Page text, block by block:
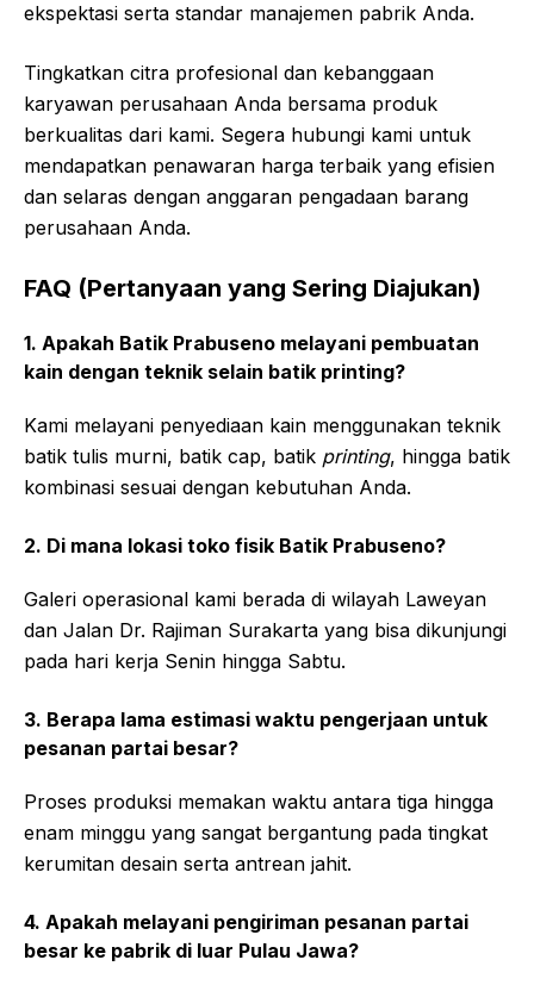
ekspektasi serta standar manajemen pabrik Anda.
Tingkatkan citra profesional dan kebanggaan
karyawan perusahaan Anda bersama produk
berkualitas dari kami. Segera hubungi kami untuk
mendapatkan penawaran harga terbaik yang efisien
dan selaras dengan anggaran pengadaan barang
perusahaan Anda.
FAQ (Pertanyaan yang Sering Diajukan)
1. Apakah Batik Prabuseno melayani pembuatan
kain dengan teknik selain batik printing?
Kami melayani penyediaan kain menggunakan teknik
batik tulis murni, batik cap, batik printing, hingga batik
kombinasi sesuai dengan kebutuhan Anda.
2. Di mana lokasi toko fisik Batik Prabuseno?
Galeri operasional kami berada di wilayah Laweyan
dan Jalan Dr. Rajiman Surakarta yang bisa dikunjungi
pada hari kerja Senin hingga Sabtu.
3. Berapa lama estimasi waktu pengerjaan untuk
pesanan partai besar?
Proses produksi memakan waktu antara tiga hingga
enam minggu yang sangat bergantung pada tingkat
kerumitan desain serta antrean jahit.
4. Apakah melayani pengiriman pesanan partai
besar ke pabrik di luar Pulau Jawa?